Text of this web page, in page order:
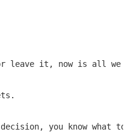
leave it, now is all we
you know what to